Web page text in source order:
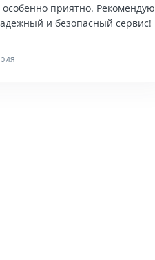
приятно. Рекомендую
и безопасный сервис!